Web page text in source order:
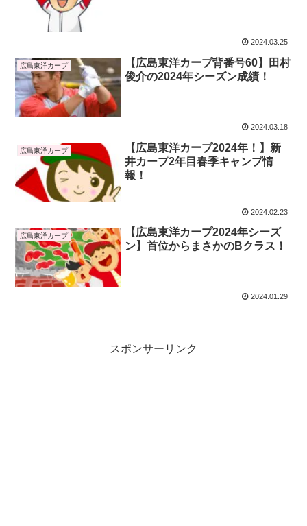
2024.03.25
広島東洋カープ
【広島東洋カープ背番号60】田村
俊介の2024年シーズン成績！
2024.03.18
広島東洋カープ
【広島東洋カープ2024年！】新
井カープ2年目春季キャンプ情
報！
2024.02.23
広島東洋カープ
【広島東洋カープ2024年シーズ
ン】首位からまさかのBクラス！
2024.01.29
スポンサーリンク